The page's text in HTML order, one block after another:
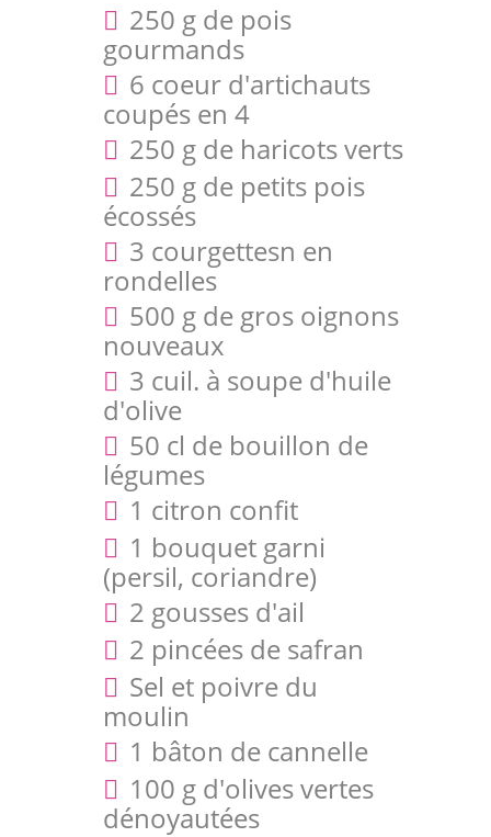
250 g de pois
gourmands
6 coeur d'artichauts
coupés en 4
250 g de haricots verts
250 g de petits pois
écossés
3 courgettesn en
rondelles
500 g de gros oignons
nouveaux
3 cuil. à soupe d'huile
d'olive
50 cl de bouillon de
légumes
1 citron confit
1 bouquet garni
(persil, coriandre)
2 gousses d'ail
2 pincées de safran
Sel et poivre du
moulin
1 bâton de cannelle
100 g d'olives vertes
dénoyautées